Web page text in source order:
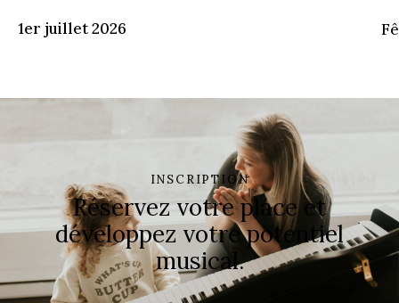
1er juillet 2026
INSCRIPTION
Réservez votre place et
développez votre potentiel
musical.